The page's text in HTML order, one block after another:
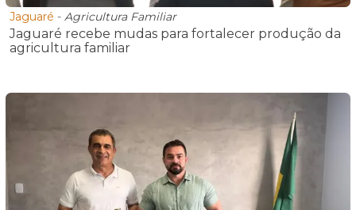
Jaguaré - Agricultura Familiar
Jaguaré recebe mudas para fortalecer produção da
agricultura familiar